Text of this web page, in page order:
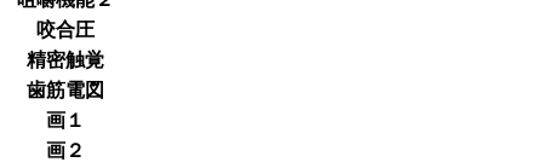
咬合圧
精密触覚
歯筋電図
画１
画２